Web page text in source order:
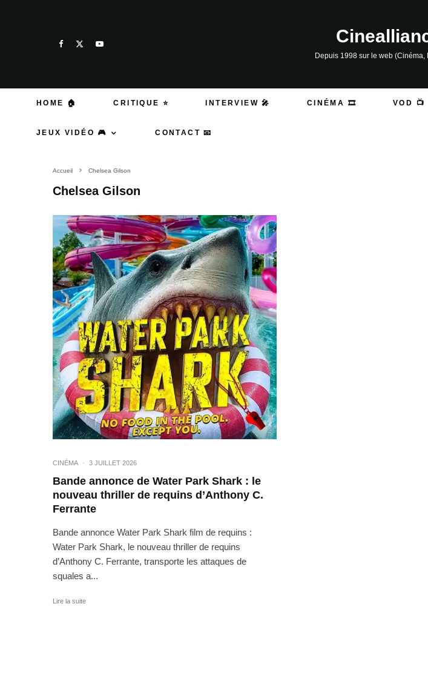
Depuis 1998 sur le web (Cinéma,
HOME 🏠 CRITIQUE ⭐ INTERVIEW 🎤 CINÉMA 🎞️ VOD 📺
JEUX VIDÉO 🎮 CONTACT 📧
Accueil Chelsea Gilson
Chelsea Gilson
CINÉMA · 3 JUILLET 2026
Bande annonce de Water Park Shark : le
nouveau thriller de requins d’Anthony C.
Ferrante
Bande annonce Water Park Shark film de requins :
Water Park Shark, le nouveau thriller de requins
d’Anthony C. Ferrante, transporte les attaques de
squales a...
Lire la suite